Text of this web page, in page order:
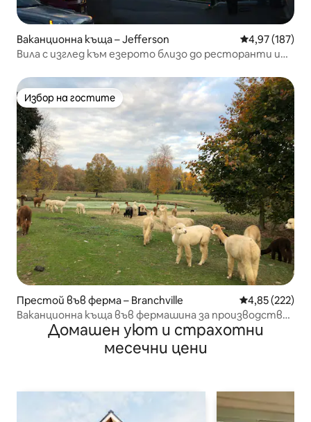
Ваканционна къща – Jefferson Средна
4,97 (187)
Вила с изглед към езерото близо до ресторанти и
Избор на гостите
Избор на гостите
Престой във ферма – Branchville Средна
4,85 (222)
Ваканционна къща във фермашина за производство
на влакнаДомашен уют и страхотни
месечни цени